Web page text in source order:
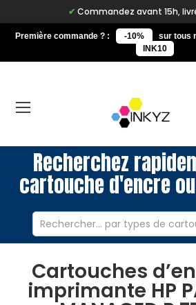
Commandez avant 15h, livré
Première commande ? : -10%
sur tous
INK10
Recherchez
cartouche d'encre
Cartouches
imprimante HP